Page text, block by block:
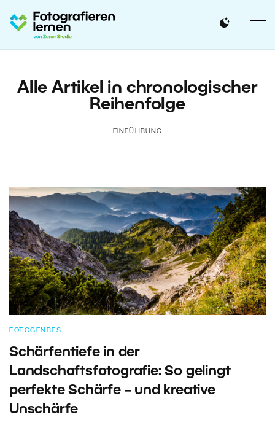
Alle Artikel in chronologischer
Reihenfolge
EINFÜHRUNG
FOTOGENRES
Schärfentiefe in der
Landschaftsfotografie: So gelingt
perfekte Schärfe – und kreative
Unschärfe